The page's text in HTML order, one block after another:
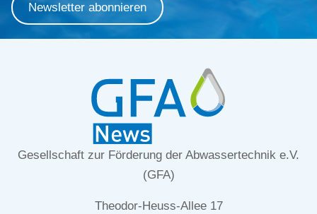
Newsletter abonnieren
Gesellschaft zur Förderung der Abwassertechnik e.V.
(GFA)
Theodor-Heuss-Allee 17